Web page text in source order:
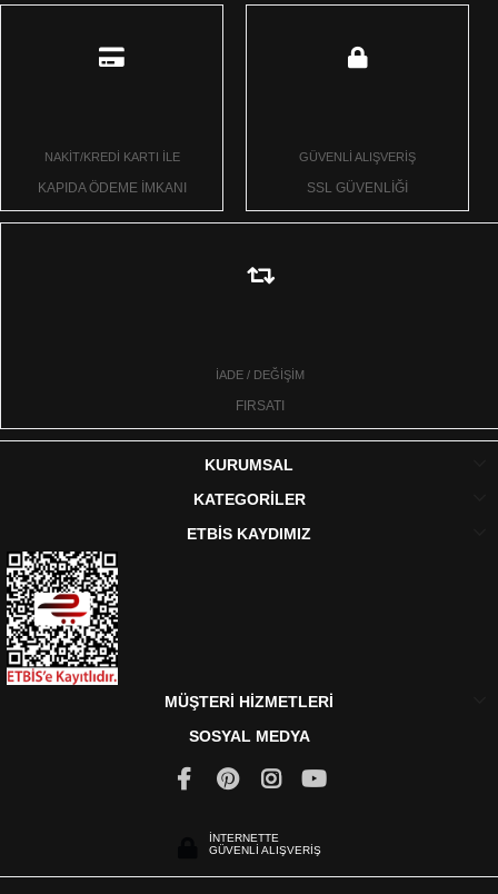
NAKİT/KREDİ KARTI İLE
KAPIDA ÖDEME İMKANI
GÜVENLİ ALIŞVERİŞ
SSL GÜVENLİĞİ
İADE / DEĞİŞİM
FIRSATI
KURUMSAL
KATEGORİLER
ETBİS KAYDIMIZ
MÜŞTERİ HİZMETLERİ
SOSYAL MEDYA
İNTERNETTE
GÜVENLİ ALIŞVERİŞ